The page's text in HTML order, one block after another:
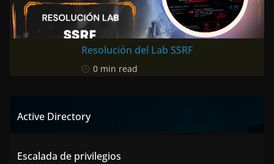
Resolución del Lab SSRF
0 min read
Active Directory
Escalada de privilegios